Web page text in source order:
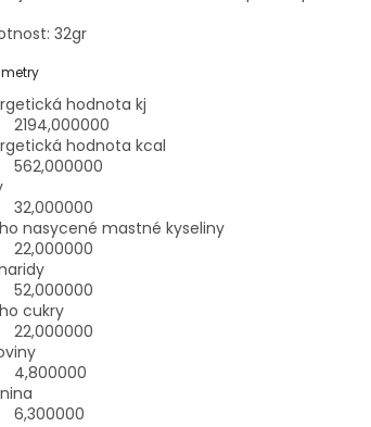
32gr
hodnota kj
2194,000000
hodnota kcal
562,000000
32,000000
nasycené mastné kyseliny
22,000000
52,000000
cukry
22,000000
4,800000
6,300000